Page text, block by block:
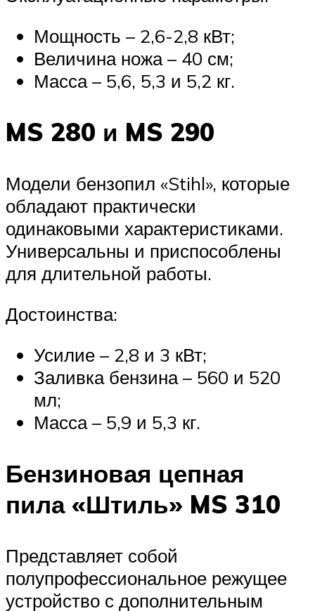
Мощность – 2,6-2,8 кВт;
Величина ножа – 40 см;
Масса – 5,6, 5,3 и 5,2 кг.
MS 280 и MS 290
Модели бензопил «Stihl», которые
обладают практически
одинаковыми характеристиками.
Универсальны и приспособлены
для длительной работы.
Достоинства:
Усилие – 2,8 и 3 кВт;
Заливка бензина – 560 и 520
мл;
Масса – 5,9 и 5,3 кг.
Бензиновая цепная
пила «Штиль» MS 310
Представляет собой
полупрофессиональное режущее
устройство с дополнительным